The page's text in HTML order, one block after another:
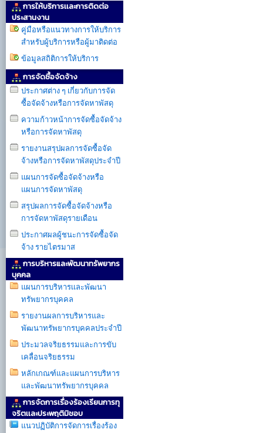
การให้บริการเเละการติดต่อ
ประสานงาน
คู่มือหรือแนวทางการให้บริการ
สำหรับผู้บริการหรือผู้มาติดต่อ
ข้อมูลสถิติการให้บริการ
การจัดซื้อจัดจ้าง
ประกาศต่าง ๆ เกี่ยวกับการจัด
ซื้อจัดจ้างหรือการจัดหาพัสดุ
ความก้าวหน้าการจัดซื้อจัดจ้าง
หรือการจัดหาพัสดุ
รายงานสรุปผลการจัดซื้อจัด
จ้างหรือการจัดหาพัสดุประจำปี
แผนการจัดซื้อจัดจ้างหรือ
แผนการจัดหาพัสดุ
สรุปผลการจัดซื้อจัดจ้างหรือ
การจัดหาพัสดุรายเดือน
ประกาศผลผู้ชนะการจัดซื้อจัด
จ้าง รายไตรมาส
การบริหารและพัฒนาทรัพยากร
บุคคล
แผนการบริหารเเละพัฒนา
ทรัพยากรบุคคล
รายงานผลการบริหารและ
พัฒนาทรัพยากรบุคคลประจำปี
ประมวลจริยธรรมและการขับ
เคลื่อนจริยธรรม
หลักเกณฑ์และแผนการบริหาร
และพัฒนาทรัพยากรบุคคล
การจัดการเรื่องร้องเรียนการทุ
จริตเเละประพฤติมิชอบ
แนวปฏิบัติการจัดการเรื่องร้อง